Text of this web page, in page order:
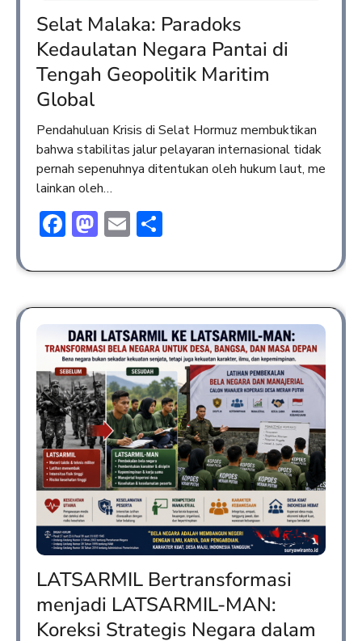
Selat Malaka: Paradoks
Kedaulatan Negara Pantai di
Tengah Geopolitik Maritim
Global
Pendahuluan Krisis di Selat Hormuz membuktikan
bahwa stabilitas jalur pelayaran internasional tidak
pernah sepenuhnya ditentukan oleh hukum laut, me
lainkan oleh…
Facebook
Mastodon
Email
LATSARMIL Bertransformasi
menjadi LATSARMIL-MAN:
Koreksi Strategis Negara dalam